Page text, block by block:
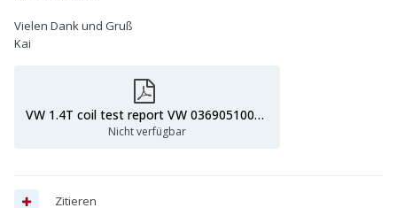
Vielen Dank und Gruß
Kai
VW 1.4T coil test report VW 036905100D mar 30 2020.pdf
Nicht verfügbar
Zitieren